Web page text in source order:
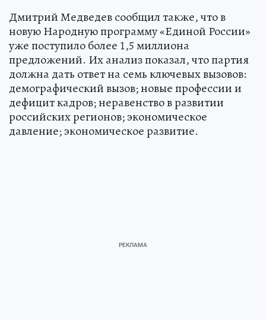
Дмитрий Медведев сообщил также, что в
новую Народную программу «Единой России»
уже поступило более 1,5 миллиона
предложений. Их анализ показал, что партия
должна дать ответ на семь ключевых вызовов:
демографический вызов; новые профессии и
дефицит кадров; неравенство в развитии
российских регионов; экономическое
давление; экономическое развитие.